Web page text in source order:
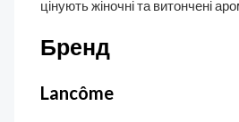
цінують жіночні та витончені
Бренд
Lancôme